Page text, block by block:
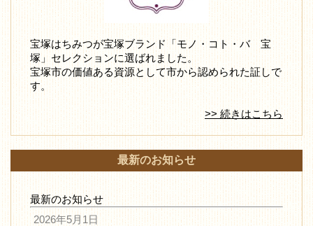
宝塚はちみつが宝塚ブランド「モノ・コト・バ 宝
塚」セレクションに選ばれました。
宝塚市の価値ある資源として市から認められた証しで
す。
>> 続きはこちら
最新のお知らせ
最新のお知らせ
2026年5月1日